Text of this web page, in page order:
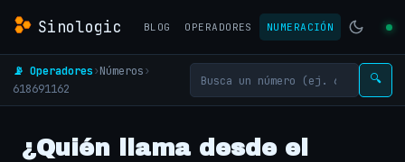
Sinologic BLOG OPERADORES NUMERACIÓN
📡 Operadores›Números›
618691162
🔍
¿Quién llama desde el